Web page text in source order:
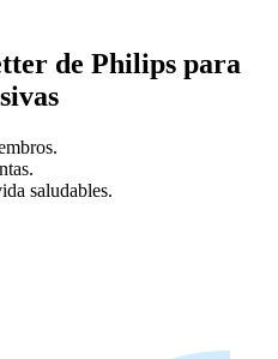
de Philips para
saludables.